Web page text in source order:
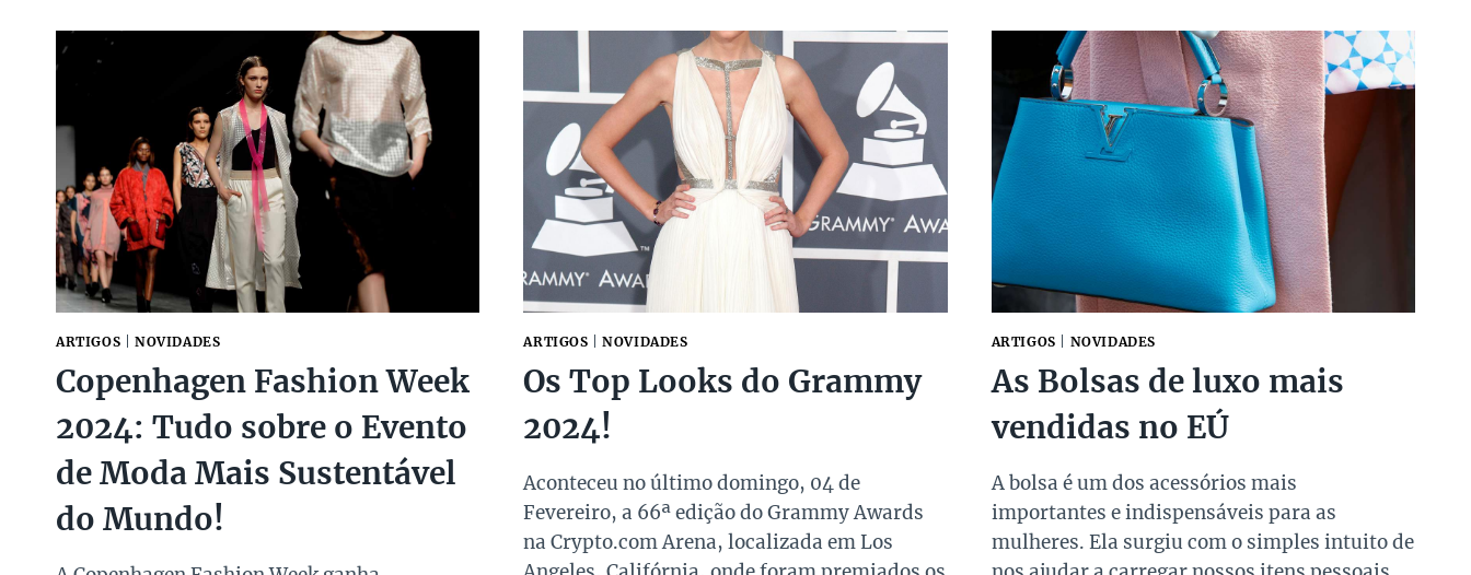
PELAS
FASHIONISTAS
ENCONTRA
NO
EÚ
IN:
OPORTUNIDADES
IMPERDÍVEIS!
DA
VOGUE
2024!
ARTIGOS NOVIDADES
Copenhagen Fashion Week
2024: Tudo sobre o Evento
de Moda Mais Sustentável
do Mundo!
ARTIGOS |NOVIDADES
Os Top Looks do Grammy
2024!
Aconteceu no último domingo, 04 de
Fevereiro, a 66ª edição do Grammy Awards
na Crypto.com Arena, localizada em Los
ARTIGOS NOVIDADES
As Bolsas de luxo mais
vendidas no EÚ
A bolsa é um dos acessórios mais
importantes e indispensáveis para as
mulheres. Ela surgiu com o simples intuito de